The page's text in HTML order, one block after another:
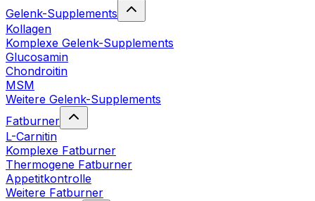
Gelenk-Supplements
Kollagen
Komplexe Gelenk-Supplements
Glucosamin
Chondroitin
MSM
Weitere Gelenk-Supplements
Fatburner
L-Carnitin
Komplexe Fatburner
Thermogene Fatburner
Appetitkontrolle
Weitere Fatburner